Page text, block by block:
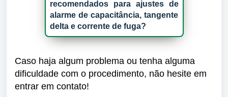
recomendados para ajustes de
alarme de capacitância, tangente
delta e corrente de fuga?
Caso haja algum problema ou tenha alguma
dificuldade com o procedimento, não hesite em
entrar em contato!